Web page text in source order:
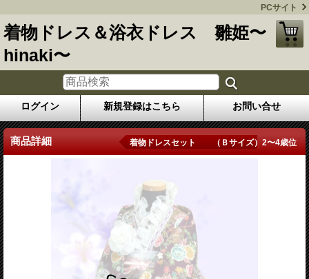
PCサイト
着物ドレス＆浴衣ドレス 雛姫〜
hinaki〜
ログイン 新規登録はこちら お問い合せ
商品詳細 着物ドレスセット （Ｂサイズ）2〜4歳位